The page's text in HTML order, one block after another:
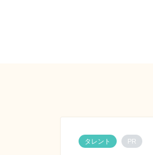
タレント PR